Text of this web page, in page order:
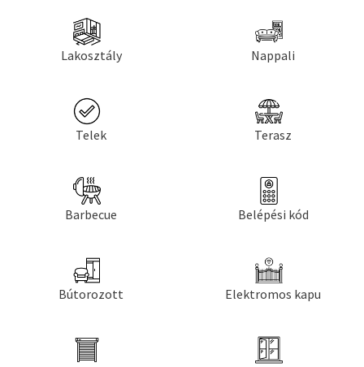
Lakosztály Nappali
Telek Terasz
Barbecue Belépési kód
Bútorozott Elektromos kapu